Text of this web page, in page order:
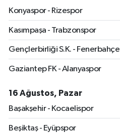
Konyaspor - Rizespor
Kasımpaşa - Trabzonspor
Gençlerbirliği S.K. - Fenerbahçe
Gaziantep FK - Alanyaspor
16 Ağustos, Pazar
Başakşehir - Kocaelispor
Beşiktaş - Eyüpspor